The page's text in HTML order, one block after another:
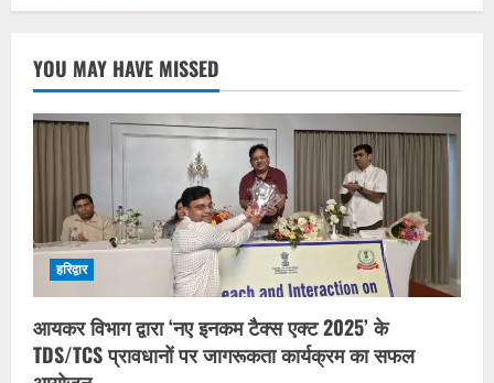
YOU MAY HAVE MISSED
हरिद्वार
आयकर विभाग द्वारा ‘नए इनकम टैक्स एक्ट 2025’ के
TDS/TCS प्रावधानों पर जागरूकता कार्यक्रम का सफल